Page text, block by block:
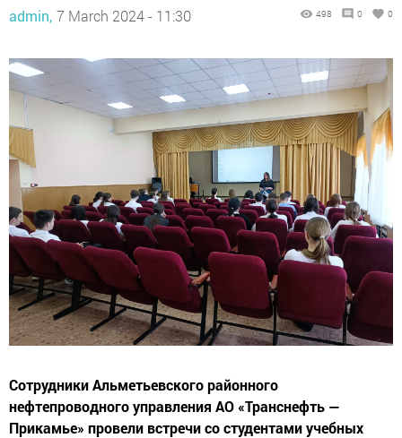
admin, 7 March 2024 - 11:30 498 0 0
Сотрудники Альметьевского районного
нефтепроводного управления АО «Транснефть —
Прикамье» провели встречи со студентами учебных